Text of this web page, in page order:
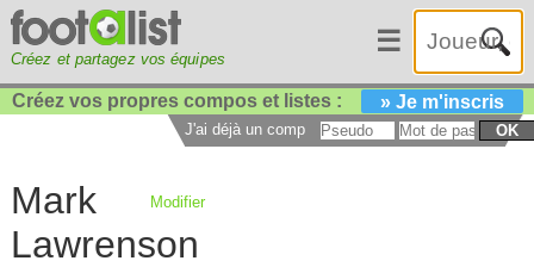
Créez et partagez vos équipes
☰
Créez vos propres compos et listes : » Je m'inscris
J'ai déjà un compte : OK
Mark
Lawrenson
Modifier